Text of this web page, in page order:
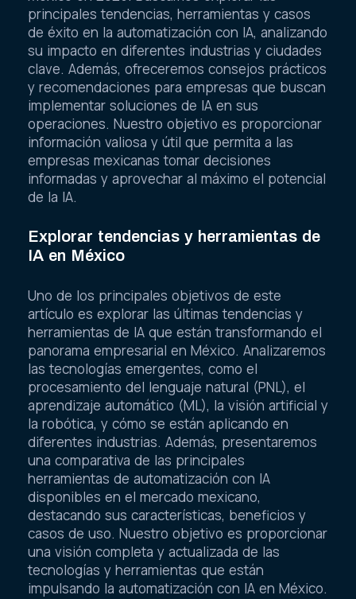
principales tendencias, herramientas y casos
de éxito en la automatización con IA, analizando
su impacto en diferentes industrias y ciudades
clave. Además, ofreceremos consejos prácticos
y recomendaciones para empresas que buscan
implementar soluciones de IA en sus
operaciones. Nuestro objetivo es proporcionar
información valiosa y útil que permita a las
empresas mexicanas tomar decisiones
informadas y aprovechar al máximo el potencial
de la IA.
Explorar tendencias y herramientas de
IA en México
Uno de los principales objetivos de este
artículo es explorar las últimas tendencias y
herramientas de IA que están transformando el
panorama empresarial en México. Analizaremos
las tecnologías emergentes, como el
procesamiento del lenguaje natural (PNL), el
aprendizaje automático (ML), la visión artificial y
la robótica, y cómo se están aplicando en
diferentes industrias. Además, presentaremos
una comparativa de las principales
herramientas de automatización con IA
disponibles en el mercado mexicano,
destacando sus características, beneficios y
casos de uso. Nuestro objetivo es proporcionar
una visión completa y actualizada de las
tecnologías y herramientas que están
impulsando la automatización con IA en México.